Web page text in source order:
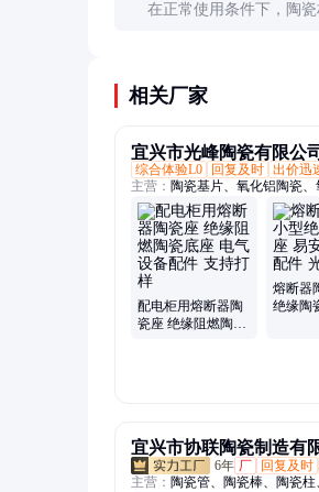
在正常使用条件下，陶
相关厂家
宜兴市光峰陶瓷有限公司
综合体验L0
回复及时 出价迅
主营： 陶瓷基片、氧化铝陶瓷
子陶瓷基片、结构陶瓷、氧化
配电柜用熔断器陶
瓷座 绝缘阻燃陶瓷
熔断器
绝缘陶
宜兴市协联陶瓷制造有
6年 厂 回复及时
主营： 陶瓷管、陶瓷棒、陶瓷柱